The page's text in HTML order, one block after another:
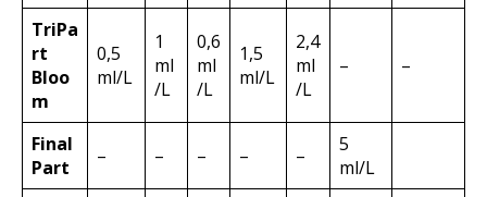
TriPa
rt
Bloo
m
0,5
ml/L
1
ml
/L
0,6
ml
/L
1,5
ml/L
2,4
ml
/L
– –
Final
Part
– – – – –
5
ml/L